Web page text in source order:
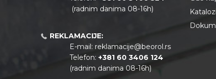
(radnim danima 08-16h)
REKLAMACIJE:
E-mail: reklamacije@beorol.rs
Telefon: +381 60 3406 124
(radnim danima 08-16h)